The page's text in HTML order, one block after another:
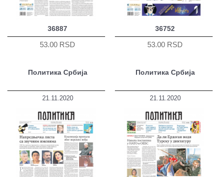
36887
53.00 RSD
36752
53.00 RSD
Политика Србија
21.11.2020
Политика Србија
21.11.2020